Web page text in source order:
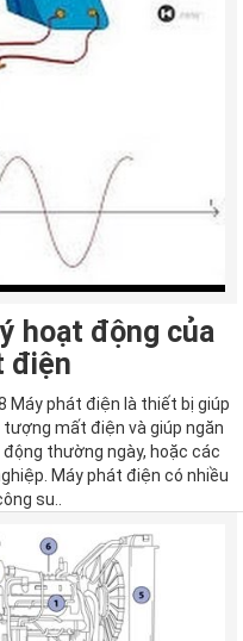
hoạt động của
điện
Máy phát điện là thiết bị giúp
mất điện và giúp ngăn
thường ngày, hoặc các
Máy phát điện có nhiều
su..